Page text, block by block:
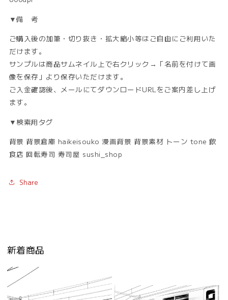
▼備 考
ご購入後の加筆・切り抜き・拡大縮小等はご自由にご利用いた
だけます。
サンプルは商品サムネイル上で右クリック→「名前を付けて画
像を保存」より保存いただけます。
ご入金確認後、メールにてダウンロードURLをご案内差し上げ
ます。
▼検索用タグ
背景 背景倉庫 haikeisouko 漫画背景 背景素材 トーン tone 飲
食店 回転寿司 寿司屋 sushi_shop
Share
新着商品